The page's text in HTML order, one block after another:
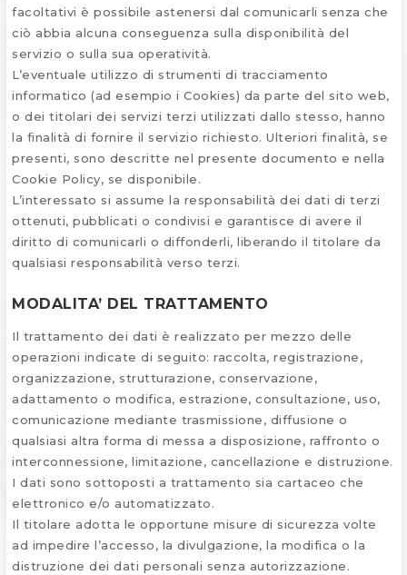
facoltativi è possibile astenersi dal comunicarli senza che
ciò abbia alcuna conseguenza sulla disponibilità del
servizio o sulla sua operatività.
L’eventuale utilizzo di strumenti di tracciamento
informatico (ad esempio i Cookies) da parte del sito web,
o dei titolari dei servizi terzi utilizzati dallo stesso, hanno
la finalità di fornire il servizio richiesto. Ulteriori finalità, se
presenti, sono descritte nel presente documento e nella
Cookie Policy, se disponibile.
L’interessato si assume la responsabilità dei dati di terzi
ottenuti, pubblicati o condivisi e garantisce di avere il
diritto di comunicarli o diffonderli, liberando il titolare da
qualsiasi responsabilità verso terzi.
MODALITA’ DEL TRATTAMENTO
Il trattamento dei dati è realizzato per mezzo delle
operazioni indicate di seguito: raccolta, registrazione,
organizzazione, strutturazione, conservazione,
adattamento o modifica, estrazione, consultazione, uso,
comunicazione mediante trasmissione, diffusione o
qualsiasi altra forma di messa a disposizione, raffronto o
interconnessione, limitazione, cancellazione e distruzione.
I dati sono sottoposti a trattamento sia cartaceo che
elettronico e/o automatizzato.
Il titolare adotta le opportune misure di sicurezza volte
ad impedire l’accesso, la divulgazione, la modifica o la
distruzione dei dati personali senza autorizzazione.